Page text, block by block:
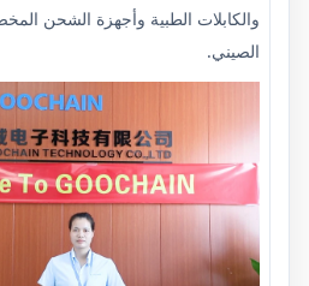
والكابلات الطبية وأجهزة الشحن
الصيني.